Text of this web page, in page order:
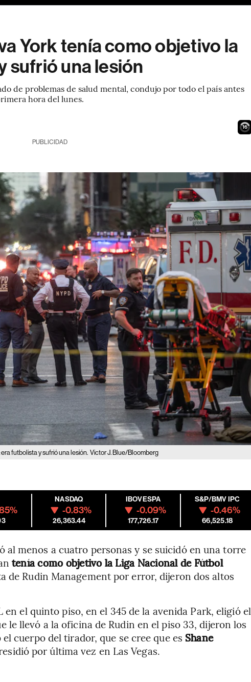
York tenía como objetivo la
sufrió una lesión
de problemas de salud mental, condujo por todo el país antes
hora del lunes.
14
PUBLICIDAD
futbolista y sufrió una lesión. Victor J. Blue/Bloomberg
NASDAQ
-0.83%
26,363.44
IBOVESPA
-0.09%
177,726.17
S&P/BMV IPC
-0.46%
66,525.18
menos a cuatro personas y se suicidó en una torre
tenía como objetivo la Liga Nacional de Fútbol
de Rudin Management por error, dijeron dos altos
el quinto piso, en el 345 de la avenida Park, eligió el
le llevó a la oficina de Rudin en el piso 33, dijeron los
cuerpo del tirador, que se cree que es Shane
por última vez en Las Vegas.